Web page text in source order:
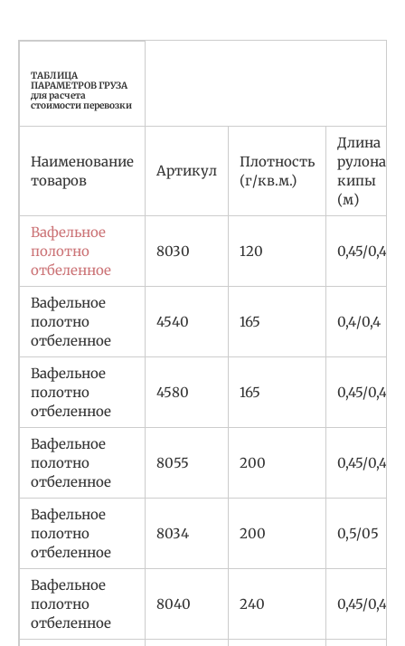
ТАБЛИЦА
ПАРАМЕТРОВ ГРУЗA
для расчета
стоимости перевозки
Наименование
товаров
Артикул
Плотность
(г/кв.м.)
Длина
рулона/
кипы
(м)
Вафельное
полотно
отбеленное
8030 120 0,45/0,45
Вафельное
полотно
отбеленное
4540 165 0,4/0,4
Вафельное
полотно
отбеленное
4580 165 0,45/0,45
Вафельное
полотно
отбеленное
8055 200 0,45/0,45
Вафельное
полотно
отбеленное
8034 200 0,5/05
Вафельное
полотно
отбеленное
8040 240 0,45/0,45